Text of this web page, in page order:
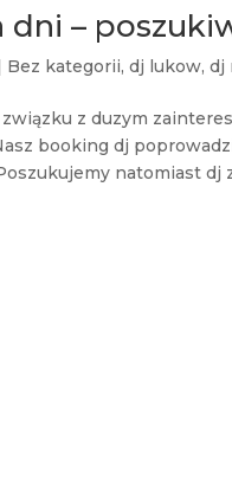
–
Bez kategorii,dj lukow,dj
z duzym
booking dj
natomiast dj